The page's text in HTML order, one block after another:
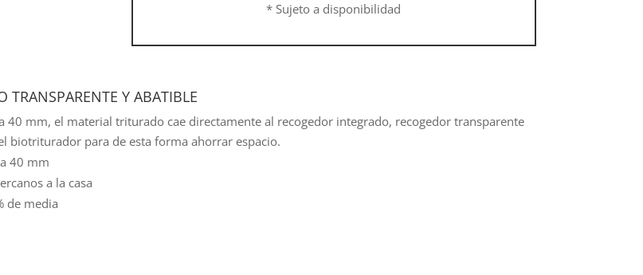
* Sujeto a disponibilidad
TRANSPARENTE Y ABATIBLE
40 mm, el material triturado cae directamente al recogedor integrado, recogedor transparente
biotriturador para de esta forma ahorrar espacio.
40 mm
a la casa
de media